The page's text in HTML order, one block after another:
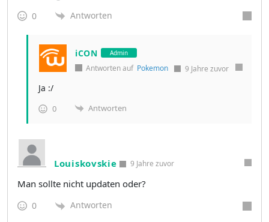
0 Antworten
iCON Admin
Antworten auf Pokemon 9 Jahre zuvor
Ja :/
0 Antworten
Louiskovskie 9 Jahre zuvor
Man sollte nicht updaten oder?
0 Antworten